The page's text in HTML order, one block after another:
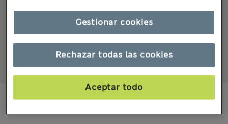
€14,00
Rechazar todas las cookies
Aceptar todo
Gestionar cookies